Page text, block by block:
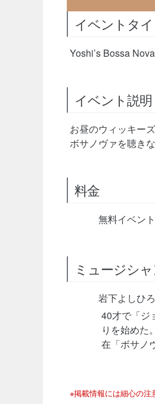
イベントタ
Yoshi’s Bossa
イベント説明
お昼のウィッキー
ボサノヴァを聴き
料金
無料イベント
ミュージシ
岩下よしひ
40才で「ジ
りを始めた
在「ボサノ
※掲載情報には細心の注